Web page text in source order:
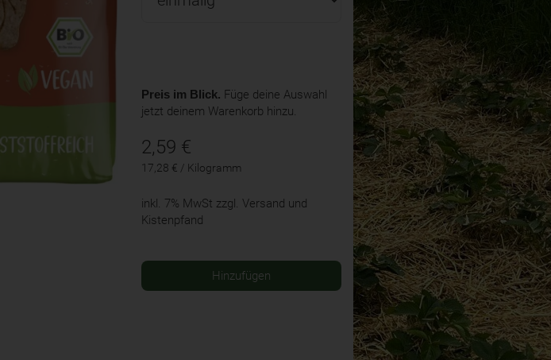
Preis im Blick. Füge deine Auswahl
jetzt deinem Warenkorb hinzu.
2,59 €
17,28 € / Kilogramm
inkl. 7% MwSt zzgl. Versand und
Kistenpfand
Hinzufügen